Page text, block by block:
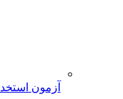
آزمون